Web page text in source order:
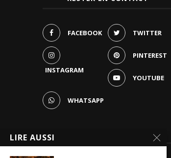
FACEBOOK TWITTER
INSTAGRAM
PINTEREST
YOUTUBE
WHATSAPP
LIRE AUSSI